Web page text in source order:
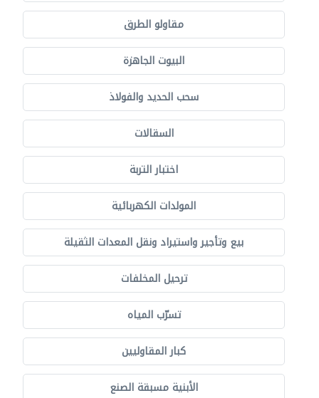
مقاولو الطرق
البيوت الجاهزة
سحب الحديد والفولاذ
السقالات
اختبار التربة
المولدات الكهربائية
بيع وتأجير واستيراد ونقل المعدات الثقيلة
ترحيل المخلفات
تسرّب المياه
كبار المقاوليين
الأبنية مسبقة الصنع